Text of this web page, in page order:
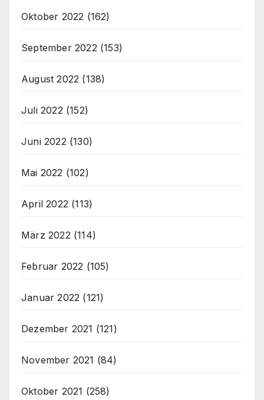
Oktober 2022 (162)
September 2022 (153)
August 2022 (138)
Juli 2022 (152)
Juni 2022 (130)
Mai 2022 (102)
April 2022 (113)
März 2022 (114)
Februar 2022 (105)
Januar 2022 (121)
Dezember 2021 (121)
November 2021 (84)
Oktober 2021 (258)